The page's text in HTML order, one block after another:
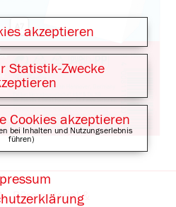
Büromaterial &
akzeptieren
Statistik-Zwecke
Cookies akzeptieren
bei Inhalten und Nutzungserlebnis
führen)